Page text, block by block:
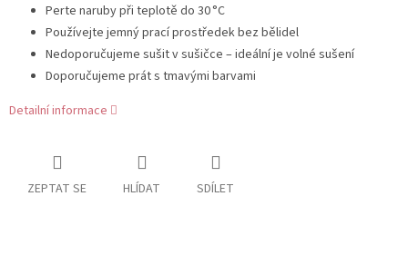
Perte naruby při teplotě do 30 °C
Používejte jemný prací prostředek bez bělidel
Nedoporučujeme sušit v sušičce – ideální je volné sušení
Doporučujeme prát s tmavými barvami
Detailní informace
ZEPTAT SE HLÍDAT SDÍLET